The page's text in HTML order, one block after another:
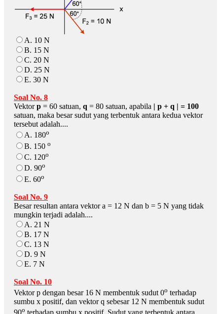
A. 10 N
B. 15 N
C. 20 N
D. 25 N
E. 30 N
Soal No. 8
Vektorp = 60 satuan, q = 80 satuan, apabila | p + q | = 100
satuan, maka besar sudut yang terbentuk antara kedua vektor
tersebut adalah....
A. 180o
B. 150 o
C. 120o
D. 90o
E. 60o
Soal No. 9
Besar resultan antara vektor a = 12 N dan b = 5 N yang tidak
mungkin terjadi adalah....
A. 21 N
B. 17 N
C. 13 N
D. 9 N
E. 7 N
Soal No. 10
Vektor p dengan besar 16 N membentuk sudut 0o terhadap
sumbu x positif, dan vektor q sebesar 12 N membentuk sudut
o